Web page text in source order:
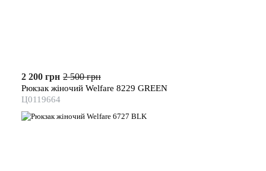
2 200 грн 2 500 грн
Рюкзак жіночий Welfare 8229 GREEN
Ц0119664